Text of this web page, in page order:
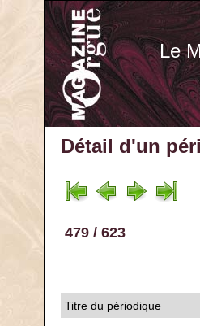
Le
Détail d'un
479 / 623
Titre du périodique